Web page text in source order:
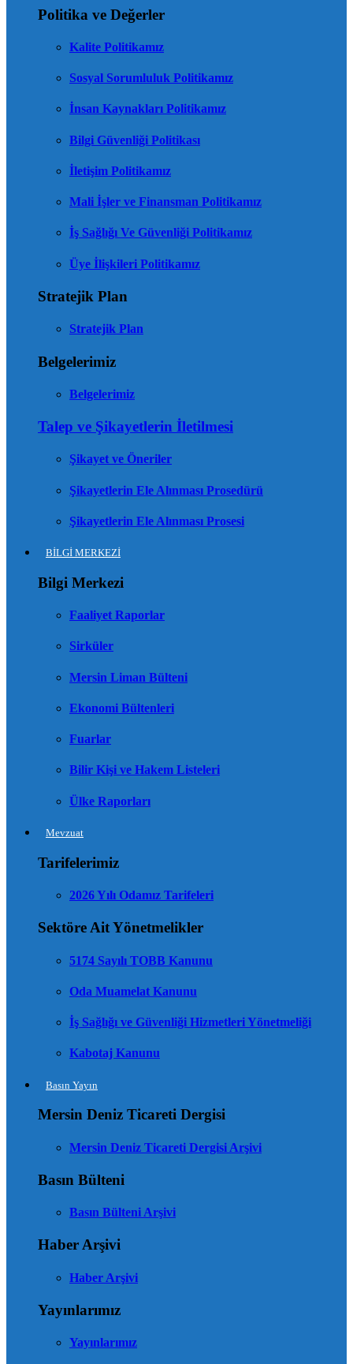
Politika ve Değerler
Kalite Politikamız
Sosyal Sorumluluk Politikamız
İnsan Kaynakları Politikamız
Bilgi Güvenliği Politikası
İletişim Politikamız
Mali İşler ve Finansman Politikamız
İş Sağlığı Ve Güvenliği Politikamız
Üye İlişkileri Politikamız
Stratejik Plan
Stratejik Plan
Belgelerimiz
Belgelerimiz
Talep ve Şikayetlerin İletilmesi
Şikayet ve Öneriler
Şikayetlerin Ele Alınması Prosedürü
Şikayetlerin Ele Alınması Prosesi
BİLGİ MERKEZİ
Bilgi Merkezi
Faaliyet Raporlar
Sirküler
Mersin Liman Bülteni
Ekonomi Bültenleri
Fuarlar
Bilir Kişi ve Hakem Listeleri
Ülke Raporları
Mevzuat
Tarifelerimiz
2026 Yılı Odamız Tarifeleri
Sektöre Ait Yönetmelikler
5174 Sayılı TOBB Kanunu
Oda Muamelat Kanunu
İş Sağlığı ve Güvenliği Hizmetleri Yönetmeliği
Kabotaj Kanunu
Basın Yayın
Mersin Deniz Ticareti Dergisi
Mersin Deniz Ticareti Dergisi Arşivi
Basın Bülteni
Basın Bülteni Arşivi
Haber Arşivi
Haber Arşivi
Yayınlarımız
Yayınlarımız